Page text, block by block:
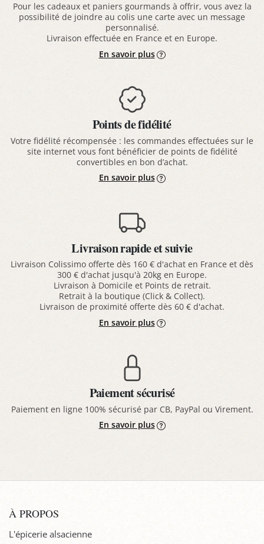
Pour les cadeaux et paniers gourmands à offrir, vous avez la
possibilité de joindre au colis une carte avec un message
personnalisé.
Livraison effectuée en France et en Europe.
En savoir plus
Points de fidélité
Votre fidélité récompensée : les commandes effectuées sur le
site internet vous font bénéficier de points de fidélité
convertibles en bon d’achat.
En savoir plus
Livraison rapide et suivie
Livraison Colissimo offerte dès 160 € d'achat en France et dès
300 € d'achat jusqu'à 20kg en Europe.
Livraison à Domicile et Points de retrait.
Retrait à la boutique (Click & Collect).
Livraison de proximité offerte dès 60 € d'achat.
En savoir plus
Paiement sécurisé
Paiement en ligne 100% sécurisé par CB, PayPal ou Virement.
En savoir plus
À PROPOS
L'épicerie alsacienne